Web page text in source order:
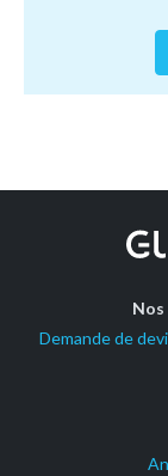
Demande de